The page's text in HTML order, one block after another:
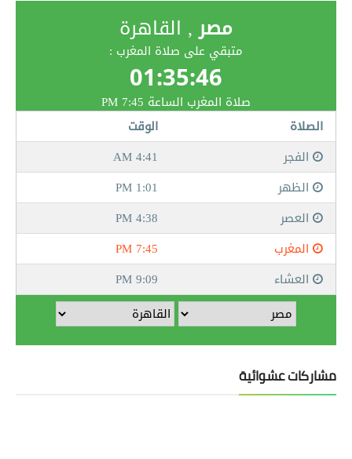
مشاركات عشوائية